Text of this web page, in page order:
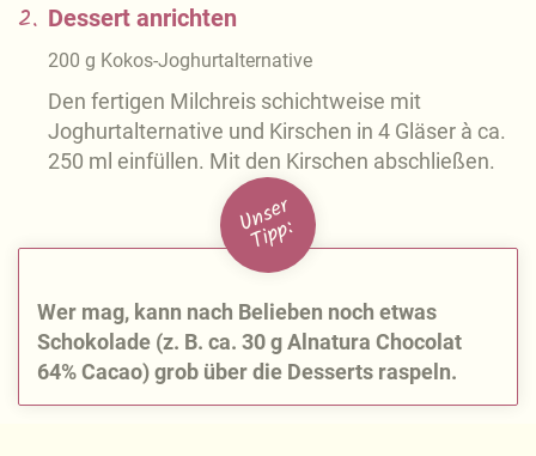
2. Dessert anrichten
200 g Kokos-Joghurtalternative
Den fertigen Milchreis schichtweise mit
Joghurtalternative und Kirschen in 4 Gläser à ca.
250 ml einfüllen. Mit den Kirschen abschließen.
U
n
s
e
r
Ti
p
p:
Wer mag, kann nach Belieben noch etwas
Schokolade (z. B. ca. 30 g Alnatura Chocolat
64% Cacao) grob über die Desserts raspeln.